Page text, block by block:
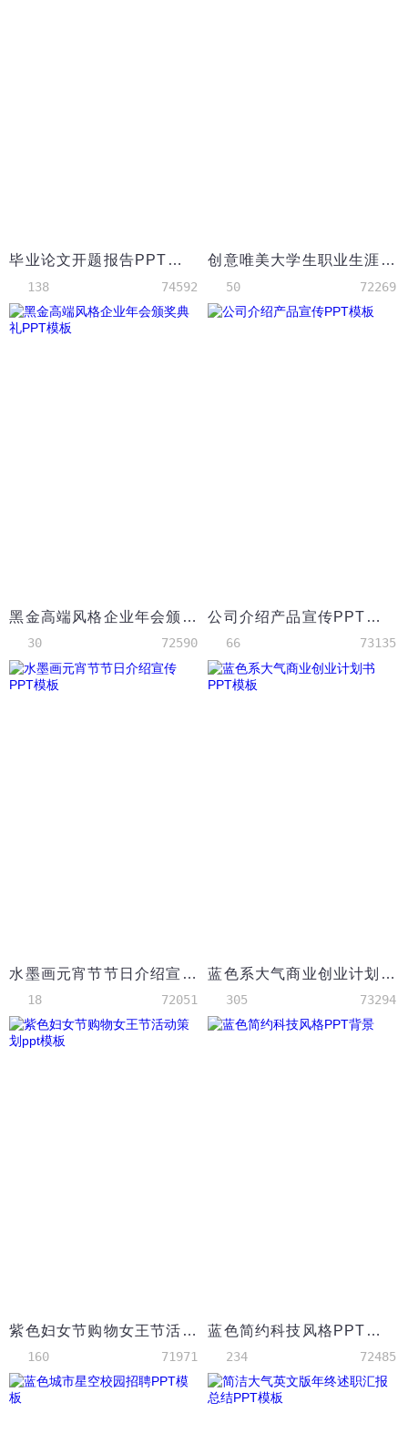
毕业论文开题报告PPT模板
138 74592
创意唯美大学生职业生涯规划PPT模板
50 72269
黑金高端风格企业年会颁奖典礼PPT模板
30 72590
公司介绍产品宣传PPT模板
66 73135
水墨画元宵节节日介绍宣传PPT模板
18 72051
蓝色系大气商业创业计划书PPT模板
305 73294
紫色妇女节购物女王节活动策划ppt模板
160 71971
蓝色简约科技风格PPT背景
234 72485